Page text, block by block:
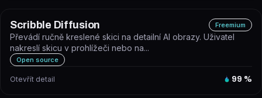
Scribble Diffusion Freemium
Převádí ručně kreslené skici na detailní AI obrazy. Uživatel
nakreslí skicu v prohlížeči nebo na...
Open source
Otevřít detail 99 %